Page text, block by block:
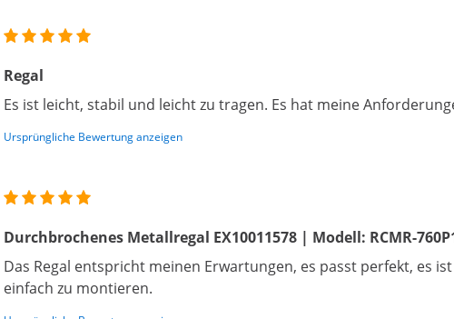
Regal
Es ist leicht, stabil und leicht zu tragen. Es hat meine
Ursprüngliche Bewertung anzeigen
Durchbrochenes Metallregal EX10011578 | Modell: RCMR-
Das Regal entspricht meinen Erwartungen, es passt perfekt, es
einfach zu montieren.